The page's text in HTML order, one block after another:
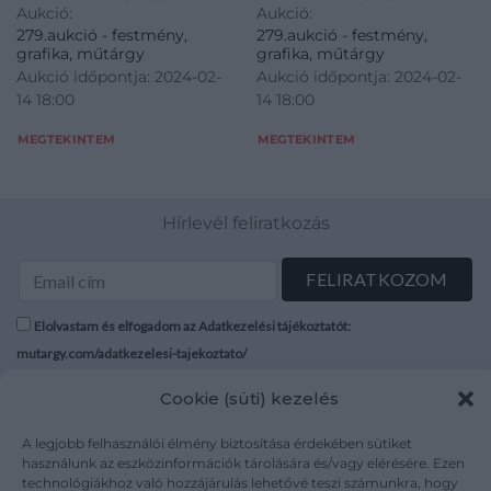
Cookie (süti) kezelés
A legjobb felhasználói élmény biztosítása érdekében sütiket
használunk az eszközinformációk tárolására és/vagy elérésére. Ezen
technológiákhoz való hozzájárulás lehetővé teszi számunkra, hogy
Aukció:
279.aukció - festmény,
grafika, műtárgy
Aukció időpontja: 2024-02-
14 18:00
MEGTEKINTEM
Aukció:
279.aukció - festmény,
grafika, műtárgy
Aukció időpontja: 2024-02-
14 18:00
MEGTEKINTEM
Hírlevél feliratkozás
Elolvastam és elfogadom az Adatkezelési tájékoztatót:
mutargy.com/adatkezelesi-tajekoztato/
Médiaajánlat
Karrier
Áraink
ÁSZF
Adatvédelem